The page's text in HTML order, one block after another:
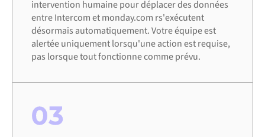
intervention humaine pour déplacer des données
entre Intercom et monday.com rs'exécutent
désormais automatiquement. Votre équipe est
alertée uniquement lorsqu'une action est requise,
pas lorsque tout fonctionne comme prévu.
03